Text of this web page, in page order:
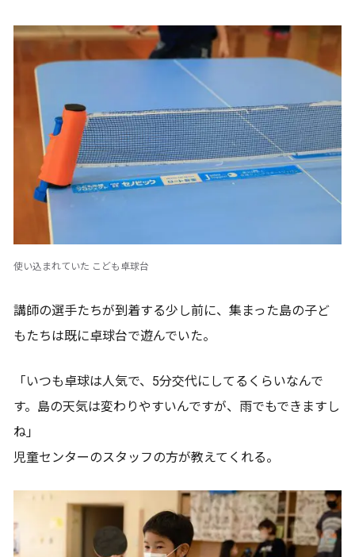
使い込まれていた こども卓球台
講師の選手たちが到着する少し前に、集まった島の子ど
もたちは既に卓球台で遊んでいた。
「いつも卓球は人気で、5分交代にしてるくらいなんで
す。島の天気は変わりやすいんですが、雨でもできますし
ね」
児童センターのスタッフの方が教えてくれる。